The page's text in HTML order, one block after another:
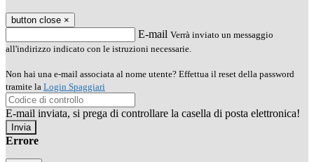
button close ×
E-mail Verrà inviato un messaggio
all'indirizzo indicato con le istruzioni necessarie.
Non hai una e-mail associata al nome utente? Effettua il reset della password
tramite la Login Spaggiari
E-mail inviata, si prega di controllare la casella di posta elettronica!
Errore